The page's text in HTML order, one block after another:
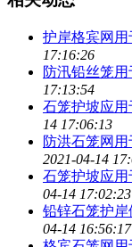
护岸格宾网用
17:16:26
防汛铅丝笼
17:13:54
石笼护坡应
14 17:06:13
防洪石笼网
2021-04-14
石笼护坡应
04-14 17:02:23
铅锌石笼护岸
04-14 16:56:17